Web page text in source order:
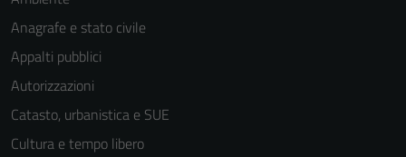
Anagrafe e stato civile
Appalti pubblici
Autorizzazioni
Catasto, urbanistica e SUE
Cultura e tempo libero